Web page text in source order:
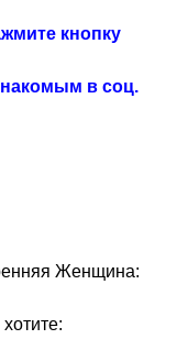
кнопку
в соц.
Женщина: